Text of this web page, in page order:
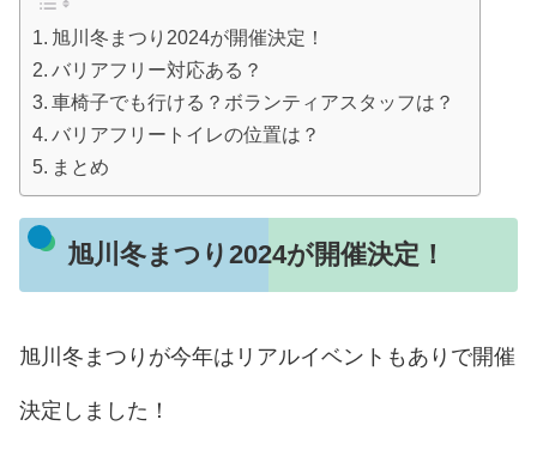
旭川冬まつり2024が開催決定！
バリアフリー対応ある？
車椅子でも行ける？ボランティアスタッフは？
バリアフリートイレの位置は？
まとめ
旭川冬まつり2024が開催決定！
旭川冬まつりが今年はリアルイベントもありで開催
決定しました！